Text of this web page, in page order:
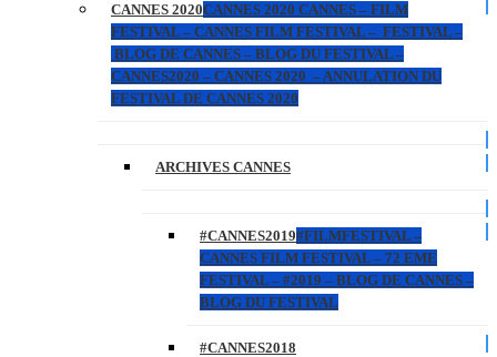
CANNES 2020CANNES 2020 CANNES – FILM
FESTIVAL – CANNES FILM FESTIVAL – FESTIVAL –
BLOG DE CANNES – BLOG DU FESTIVAL –
CANNES2020 – CANNES 2020 – ANNULATION DU
FESTIVAL DE CANNES 2020
ARCHIVES CANNES
#CANNES2019#FILMFESTIVAL –
CANNES FILM FESTIVAL – 72 EME
FESTIVAL – #2019 – BLOG DE CANNES –
BLOG DU FESTIVAL
#CANNES2018